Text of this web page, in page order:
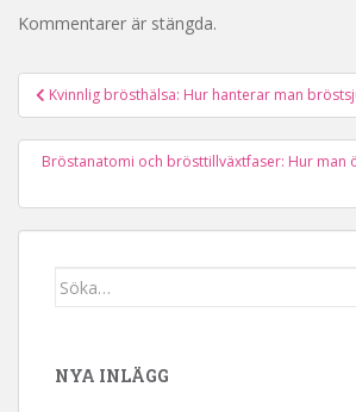
Kommentarer är stängda.
Postnavigering
Kvinnlig brösthälsa: Hur hanterar man
Bröstanatomi och brösttillväxtfaser: Hur man
Söka
NYA INLÄGG